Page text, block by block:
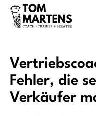
Fehler, die
Verkäufer